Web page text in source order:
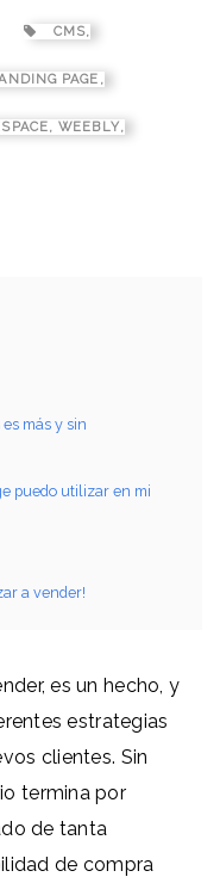
CMS,
PAGE ,
,WEEBLY,
más y sin
puedo utilizar en mi
a vender!
es un hecho, y
estrategias
clientes. Sin
termina por
de tanta
de compra